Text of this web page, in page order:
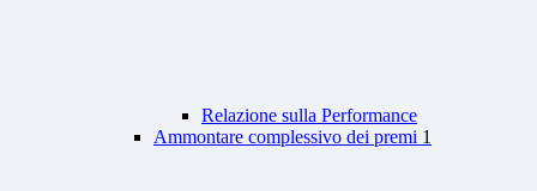
Relazione sulla Performance
Ammontare complessivo dei premi 1